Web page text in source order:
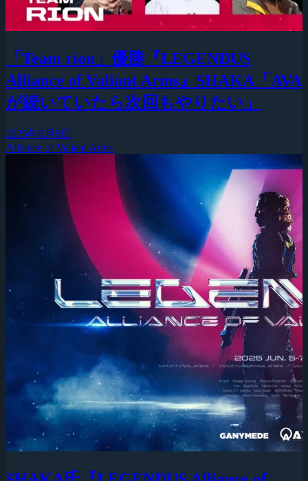
「Team rion」優勝『LEGENDUS
Alliance of Valiant Arms』SHAKA「AVA
が続いていたら次回もやりたい」
2025年6月8日
Alliance of Valiant Arms